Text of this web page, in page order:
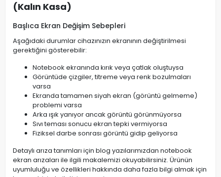
(Kalın Kasa)
Başlıca Ekran Değişim Sebepleri
Aşağıdaki durumlar cihazınızın ekranının değiştirilmesi
gerektiğini gösterebilir:
Notebook ekranında kırık veya çatlak oluştuysa
Görüntüde çizgiler, titreme veya renk bozulmaları
varsa
Ekranda tamamen siyah ekran (görüntü gelmeme)
problemi varsa
Arka ışık yanıyor ancak görüntü görünmüyorsa
Sıvı teması sonucu ekran tepki vermiyorsa
Fiziksel darbe sonrası görüntü gidip geliyorsa
Detaylı arıza tanımları için blog yazılarımızdan notebook
ekran arızaları ile ilgili makalemizi okuyabilirsiniz. Ürünün
uyumluluğu ve özellikleri hakkında daha fazla bilgi almak için